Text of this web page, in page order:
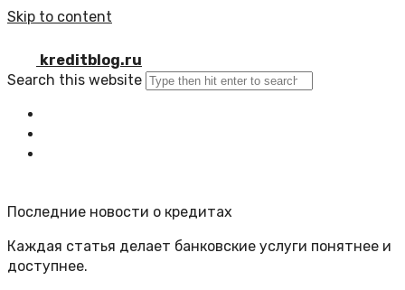
Skip to content
kreditblog.ru
Search this website
Последние новости о кредитах
Каждая статья делает банковские услуги понятнее и
доступнее.